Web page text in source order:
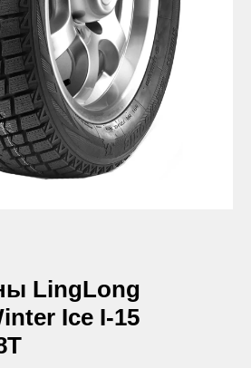
LingLong
Ice I-15